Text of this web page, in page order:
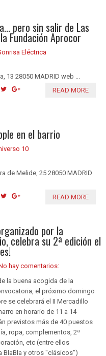
pero sin salir de Las
Fundación Aprocor
Eléctrica
13 28050 MADRID web ...
READ MORE
en el barrio
10
de Melide, 25 28050 MADRID
READ MORE
por la
celebra su 2ª edición el
hay comentarios:
la buena acogida de la
el próximo domingo
se celebrará el II Mercadillo
en horario de 11 a 14
previstos más de 40 puestos
ropa, complementos, 2ª
etc (entre ellos
BlaBla y otros "clásicos")